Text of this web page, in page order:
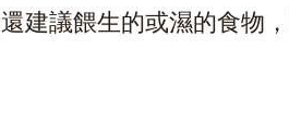
建議餵生的或濕的食物